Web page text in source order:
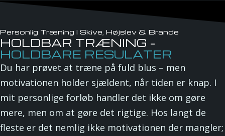
Personlig Træning I Skive, Højslev & Brande
HOLDBAR TRÆNING -
HOLDBARE RESULATER
Du har prøvet at træne på fuld blus – men
motivationen holder sjældent, når tiden er knap. I
mit personlige forløb handler det ikke om gøre
mere, men om at gøre det rigtige. Hos langt de
fleste er det nemlig ikke motivationen der mangler;